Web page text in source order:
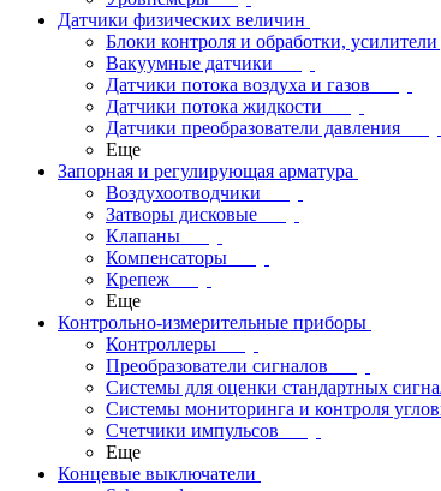
Датчики физических величин
Блоки контроля и обработки, усилители
Вакуумные датчики
Датчики потока воздуха и газов
Датчики потока жидкости
Датчики преобразователи давления
Еще
Запорная и регулирующая арматура
Воздухоотводчики
Затворы дисковые
Клапаны
Компенсаторы
Крепеж
Еще
Контрольно-измерительные приборы
Контроллеры
Преобразователи сигналов
Системы для оценки стандартных
Системы мониторинга и контроля
Счетчики импульсов
Еще
Концевые выключатели